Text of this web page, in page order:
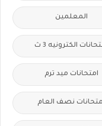
المعلمين
الكترونيه 3 ث
امتحانات ميد ترم
نصف العام